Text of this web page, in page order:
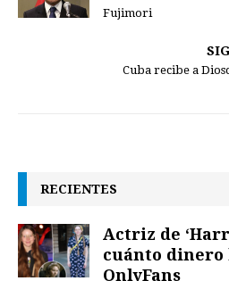
Fujimori
Cuba recibe a
RECIENTES
Actriz de
cuánto dinero
OnlyFans